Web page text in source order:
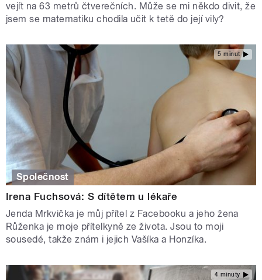
vejít na 63 metrů čtverečních. Může se mi někdo divit, že
jsem se matematiku chodila učit k tetě do její vily?
5 minut
Společnost
Irena Fuchsová: S dítětem u lékaře
Jenda Mrkvička je můj přítel z Facebooku a jeho žena
Růženka je moje přítelkyně ze života. Jsou to moji
sousedé, takže znám i jejich Vašíka a Honzíka.
4 minuty